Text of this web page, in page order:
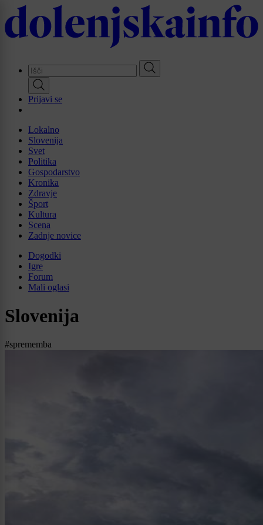
Skip
to
main
Prijavi se
Lokalno
Slovenija
Svet
Politika
Gospodarstvo
Kronika
Zdravje
Šport
Kultura
Scena
Zadnje novice
Dogodki
Igre
Forum
Mali oglasi
Slovenija
#sprememba